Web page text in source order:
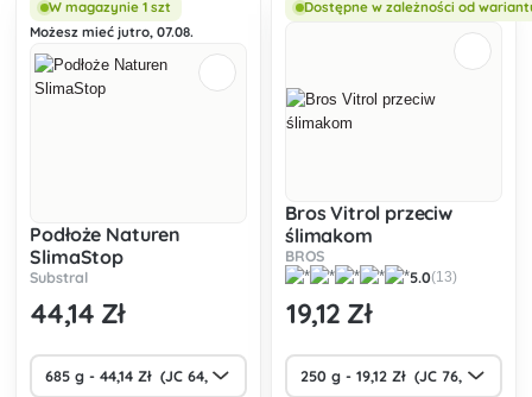
pomieszczeniach, jak i na
zewnątrz, przyciągając i
zatrzymując owady swo
w montażu, odporne na
warunki atmosferyczne,
W magazynie 1 szt
Możesz mieć jutro, 07.08.
Podłoże Naturen
SlimaStop
Substral
44,14 Zł
Dostępne w zależności od
Bros Vitrol przeciw
ślimakom
BROS
5.0(13)
19,12 Zł